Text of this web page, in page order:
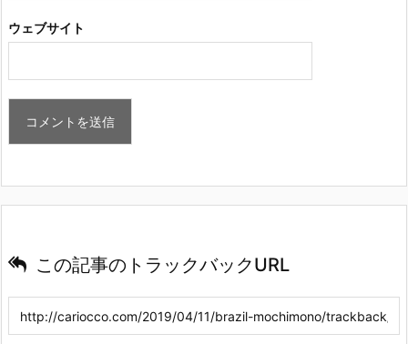
ウェブサイト
この記事のトラックバックURL